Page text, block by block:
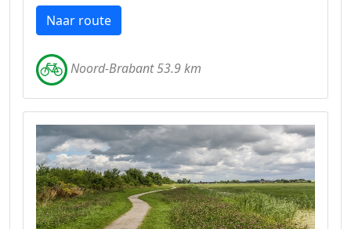
Naar route
Noord-Brabant 53.9 km